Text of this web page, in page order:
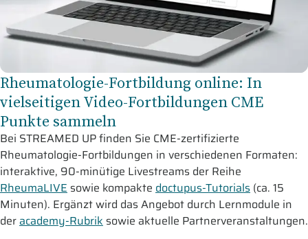
Rheumatologie-Fortbildung online: In
vielseitigen Video-Fortbildungen CME
Punkte sammeln
Bei STREAMED UP finden Sie CME-zertifizierte
Rheumatologie-Fortbildungen in verschiedenen Formaten:
interaktive, 90-minütige Livestreams der Reihe
RheumaLIVE sowie kompakte doctupus-Tutorials (ca. 15
Minuten). Ergänzt wird das Angebot durch Lernmodule in
deracademy-Rubrik sowie aktuelle Partnerveranstaltungen.